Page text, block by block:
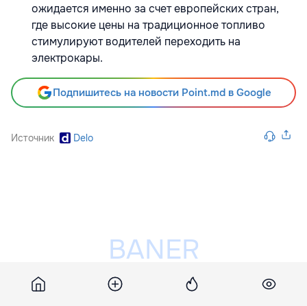
ожидается именно за счет европейских стран,
где высокие цены на традиционное топливо
стимулируют водителей переходить на
электрокары.
Подпишитесь на новости Point.md в Google
Источник Delo